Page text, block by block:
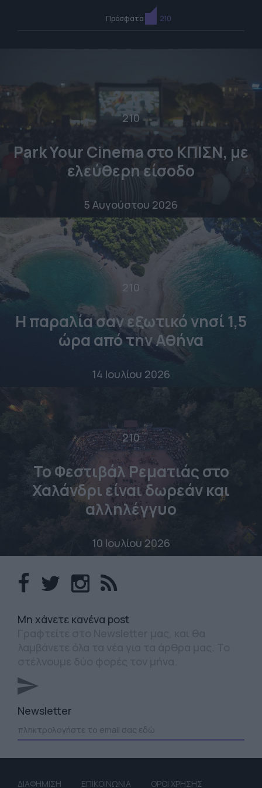
Πρόσφατα 210
210
Park Your Cinema στο ΚΠΙΣΝ, με
ελεύθερη είσοδο
5 Αυγούστου 2026
210
Η παραλία σαν εξωτικό νησί 1,5
ώρα από την Αθήνα
14 Ιουλίου 2026
210
Το Φεστιβάλ Ρεματιάς στο
Χαλάνδρι είναι δωρεάν και
αλληλέγγυο
10 Ιουλίου 2026
Mη χάνετε κανένα post
Newsletter
ΔΙΑΦΗΜΙΣΗ ΕΠΙΚΟΙΝΩΝΙΑ ΟΡΟΙ ΧΡΗΣΗΣ